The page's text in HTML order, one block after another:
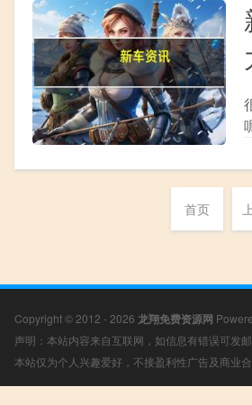
首页
Copyright © 2012 - 2026 龙翔免费资源网
声明：本站内容来自互联网，如信息有错误可发
本站仅为个人兴趣爱好，不接盈利性广告及商业